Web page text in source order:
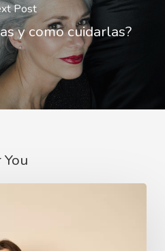
Post
y como cuidarlas?